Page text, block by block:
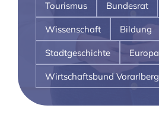
Tourismus Bundesrat
Wissenschaft Bildung
Stadtgeschichte Europa
Wirtschaftsbund Vorarlberg